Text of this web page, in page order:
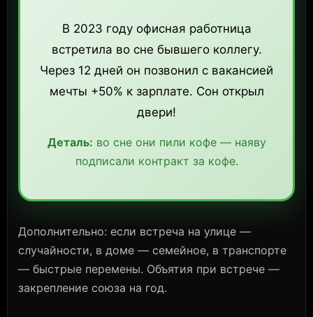
В 2023 году офисная работница
встретила во сне бывшего коллегу.
Через 12 дней он позвонил с вакансией
мечты +50% к зарплате. Сон открыл
двери!
Деталь: во сне они пили кофе — наяву
подписали контракт за кофе.
Дополнительно: если встреча на улице —
случайности, в доме — семейное, в транспорте
— быстрые перемены. Объятия при встрече —
закрепление союза на год.